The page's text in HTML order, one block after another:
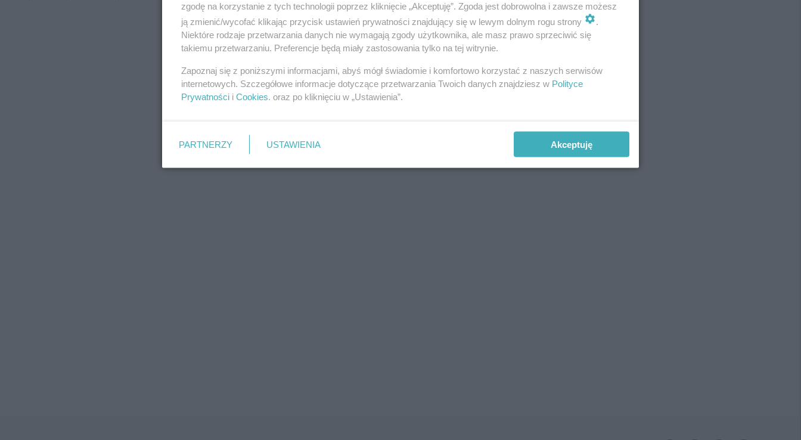
REKLAMA
REKLAMA
zgodę na korzystanie z tych technologii poprzez kliknięcie „Akceptuję”. Zgoda jest dobrowolna i zawsze możesz
ją zmienić/wycofać klikając przycisk ustawień prywatności znajdujący się w lewym dolnym rogu strony
.
Niektóre rodzaje przetwarzania danych nie wymagają zgody użytkownika, ale masz prawo sprzeciwić się
takiemu przetwarzaniu. Preferencje będą miały zastosowania tylko na tej witrynie.
Zapoznaj się z poniższymi informacjami, abyś mógł świadomie i komfortowo korzystać z naszych serwisów
internetowych. Szczegółowe informacje dotyczące przetwarzania Twoich danych znajdziesz w Polityce
Prywatności i Cookies. oraz po kliknięciu w „Ustawienia”.
PARTNERZY USTAWIENIA Akceptuję